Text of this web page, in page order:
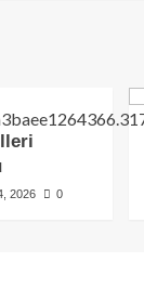
2026 0